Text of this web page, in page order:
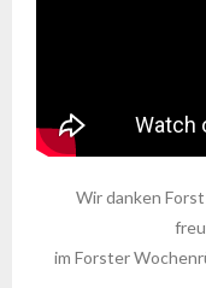
Wir danken
im Forster